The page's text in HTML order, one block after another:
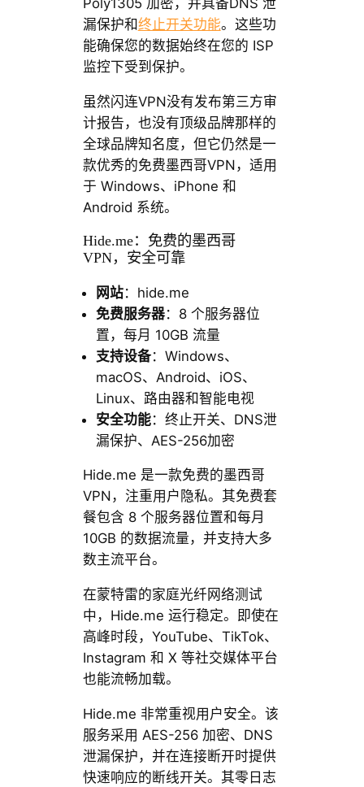
Poly1305 加密，并具备DNS 泄
漏保护和终止开关功能。这些功
能确保您的数据始终在您的 ISP
监控下受到保护。
虽然闪连VPN没有发布第三方审
计报告，也没有顶级品牌那样的
全球品牌知名度，但它仍然是一
款优秀的免费墨西哥VPN，适用
于 Windows、iPhone 和
Android 系统。
Hide.me：免费的墨西哥
VPN，安全可靠
网站：hide.me
免费服务器：8 个服务器位
置，每月 10GB 流量
支持设备：Windows、
macOS、Android、iOS、
Linux、路由器和智能电视
安全功能：终止开关、DNS泄
漏保护、AES-256加密
Hide.me 是一款免费的墨西哥
VPN，注重用户隐私。其免费套
餐包含 8 个服务器位置和每月
10GB 的数据流量，并支持大多
数主流平台。
在蒙特雷的家庭光纤网络测试
中，Hide.me 运行稳定。即使在
高峰时段，YouTube、TikTok、
Instagram 和 X 等社交媒体平台
也能流畅加载。
Hide.me 非常重视用户安全。该
服务采用 AES-256 加密、DNS
泄漏保护，并在连接断开时提供
快速响应的断线开关。其零日志